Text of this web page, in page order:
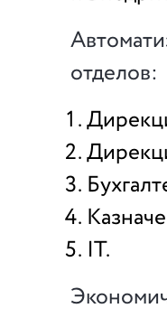
отделов:
IT.